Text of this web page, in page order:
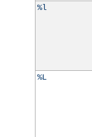
%l
%L